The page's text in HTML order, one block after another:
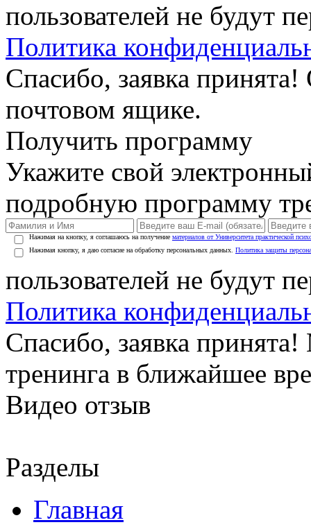
пользователей не будут
Политика
Спасибо, заявка
почтовом ящике.
Получить программу
Укажите свой
подробную программу
Нажимая на кнопку, я соглашаюсь на получение материалов от Университета практической
Нажимая кнопку, я даю согласие на обработку персональных данных. Политика защиты
пользователей не будут
Политика
Спасибо, заявка
тренинга в ближайшее
Видео отзыв
Разделы
Главная